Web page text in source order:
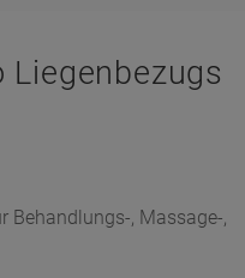
Liegenbezugs
Behandlungs-, Massage-,